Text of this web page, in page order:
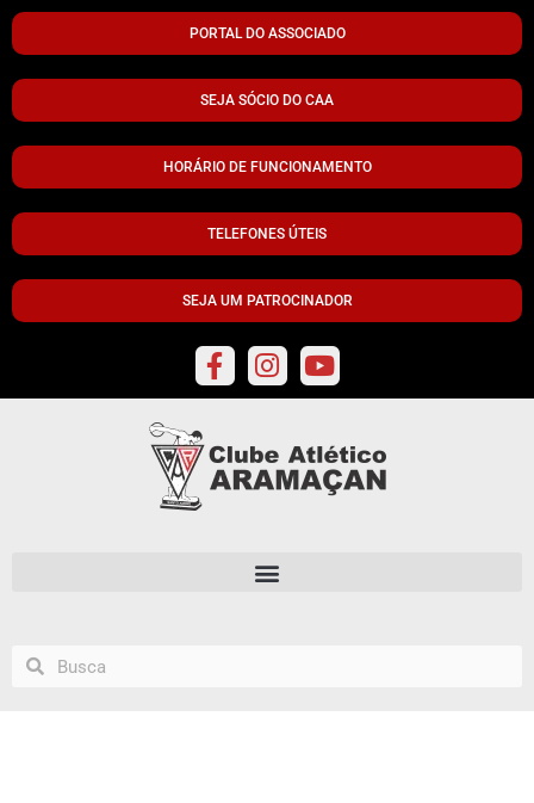
PORTAL DO ASSOCIADO
SEJA SÓCIO DO CAA
HORÁRIO DE FUNCIONAMENTO
TELEFONES ÚTEIS
SEJA UM PATROCINADOR